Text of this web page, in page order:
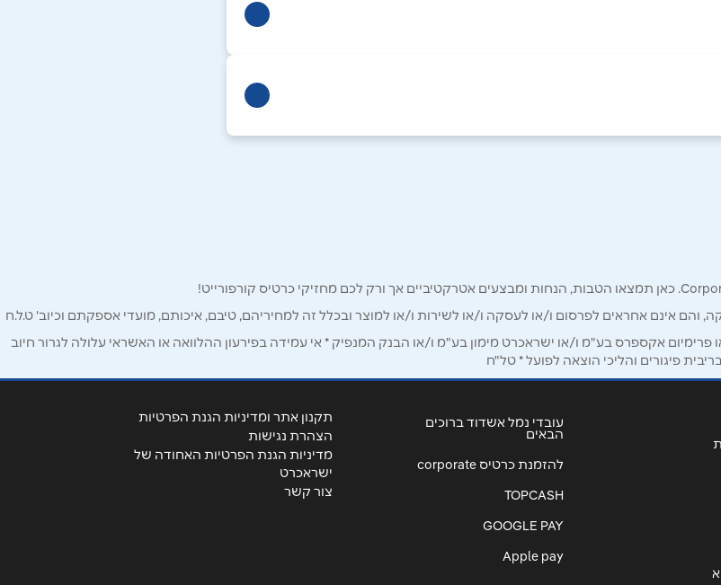
והם אינם אחראים לפרסום ו/או לעסקה ו/או לשירות ו/או למוצר ובכלל זה למחיריהם, טיבם, איכותם, מועדי אספקתם וכיוב' ט.ל.ח
אקספרס בע"מ ו/או ישראכרט מימון בע"מ ו/או הבנק המנפיק * אי עמידה בפירעון ההלוואה או האשראי עלולה לגרור חיוב
פיגורים והליכי הוצאה לפועל * טל"ח
עובדי נמל אשדוד ברוכים
הבאים
להזמנת כרטיס corporate
TOPCASH
GOOGLE PAY
Apple pay
תקנון אתר ומדיניות הגנת הפרטיות
הצהרת נגישות
מדיניות הגנת הפרטיות האחודה של
ישראכרט
צור קשר